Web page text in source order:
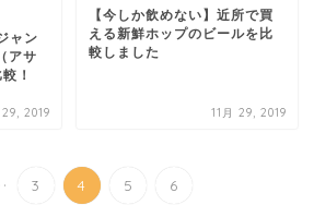
ャン
アサ
！
2019
【今しか飲めない】近所で買
える新鮮ホップのビールを比
較しました
11月 29, 2019
3 4 5 6